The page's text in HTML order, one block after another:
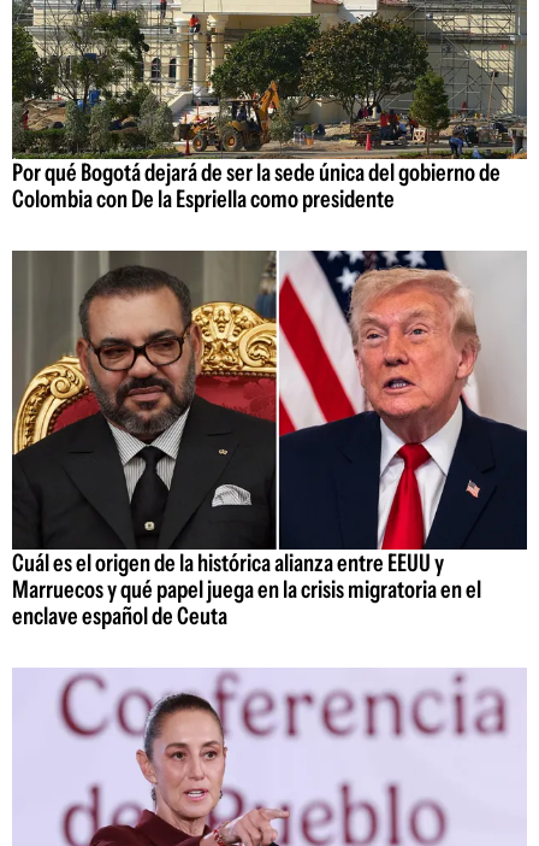
Por qué Bogotá dejará de ser la sede única del gobierno de
Colombia con De la Espriella como presidente
Cuál es el origen de la histórica alianza entre EEUU y
Marruecos y qué papel juega en la crisis migratoria en el
enclave español de Ceuta